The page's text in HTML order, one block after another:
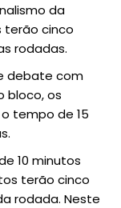
da
terão cinco
rodadas.
debate com
bloco, os
tempo de 15
10 minutos
terão cinco
rodada. Neste